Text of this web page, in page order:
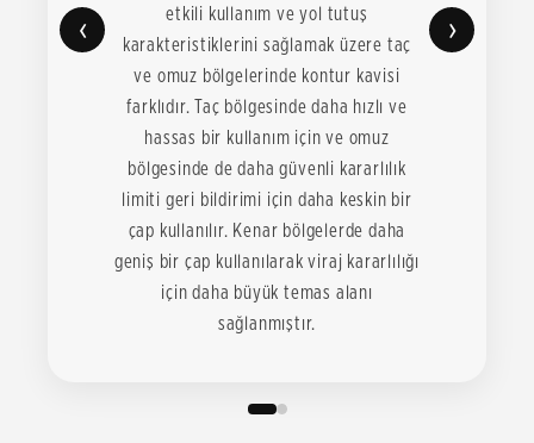
‹
etkili kullanım ve yol tutuş
karakteristiklerini sağlamak üzere taç
ve omuz bölgelerinde kontur kavisi
farklıdır. Taç bölgesinde daha hızlı ve
hassas bir kullanım için ve omuz
bölgesinde de daha güvenli kararlılık
limiti geri bildirimi için daha keskin bir
çap kullanılır. Kenar bölgelerde daha
geniş bir çap kullanılarak viraj kararlılığı
için daha büyük temas alanı
sağlanmıştır.
›